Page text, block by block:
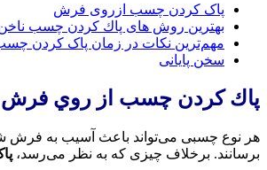
پاک کردن چسب ازروی فرش
بهترین روش های پاك كردن چسب
مهم‌ترین نکات در زمان پاک کردن
سخن پایانی
پاك كردن چسب از روي فرش
هر نوع چسبی می‌تواند باعث آسیب به
برسانند. برخلاف چیزی که به نظر می‌رسد،